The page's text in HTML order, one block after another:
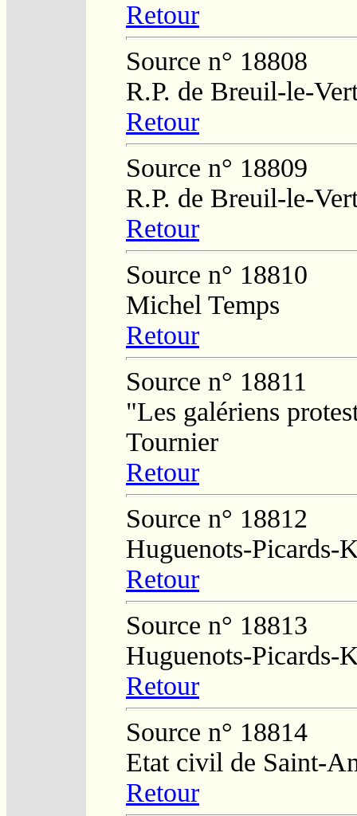
Retour
Source n° 18808
R.P. de Breuil-le-
Retour
Source n° 18809
R.P. de Breuil-le-
Retour
Source n° 18810
Michel Temps
Retour
Source n° 18811
"Les galériens
Tournier
Retour
Source n° 18812
Huguenots-Picards-
Retour
Source n° 18813
Huguenots-Picards-
Retour
Source n° 18814
Etat civil de Saint-
Retour